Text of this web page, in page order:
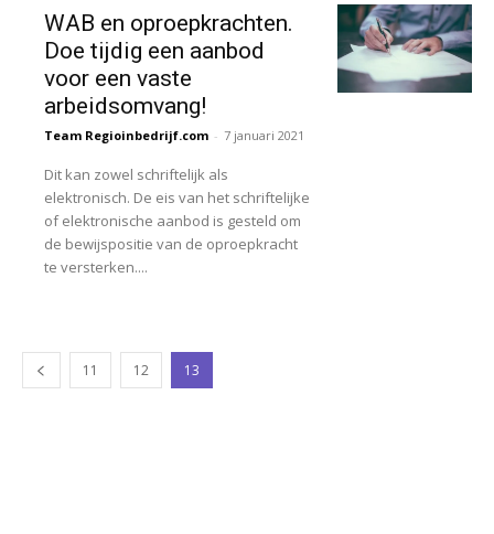
WAB en oproepkrachten.
Doe tijdig een aanbod
voor een vaste
arbeidsomvang!
Team Regioinbedrijf.com - 7 januari 2021
Dit kan zowel schriftelijk als
elektronisch. De eis van het schriftelijke
of elektronische aanbod is gesteld om
de bewijspositie van de oproepkracht
te versterken....
11 12 13